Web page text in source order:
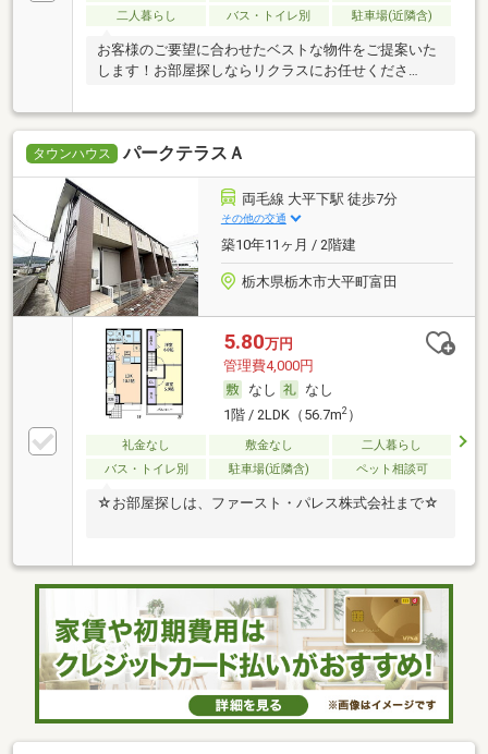
二人暮らし
バス・トイレ別 駐車場(近隣含)
お客様のご要望に合わせたベストな物件をご提案いた
します！お部屋探しならリクラスにお任せくださ
タウンハウス パークテラスＡ
両毛線 大平下駅 徒歩7分
その他の交通
築10年11ヶ月 / 2階建
栃木県栃木市大平町富田
5.80万円
管理費4,000円
なし
なし
1階 / 2LDK（56.7m2）
礼金なし 敷金なし
二人暮らし
バス・トイレ別
駐車場(近隣含) ペット相談可
☆お部屋探しは、ファースト・パレス株式会社まで☆